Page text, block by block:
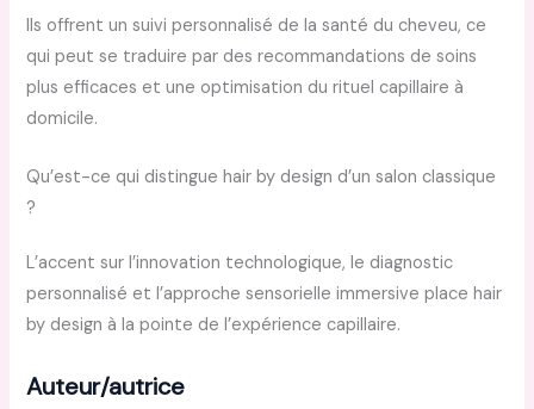
Ils offrent un suivi personnalisé de la santé du cheveu, ce
qui peut se traduire par des recommandations de soins
plus efficaces et une optimisation du rituel capillaire à
domicile.
Qu’est-ce qui distingue hair by design d’un salon classique
?
L’accent sur l’innovation technologique, le diagnostic
personnalisé et l’approche sensorielle immersive place hair
by design à la pointe de l’expérience capillaire.
Auteur/autrice